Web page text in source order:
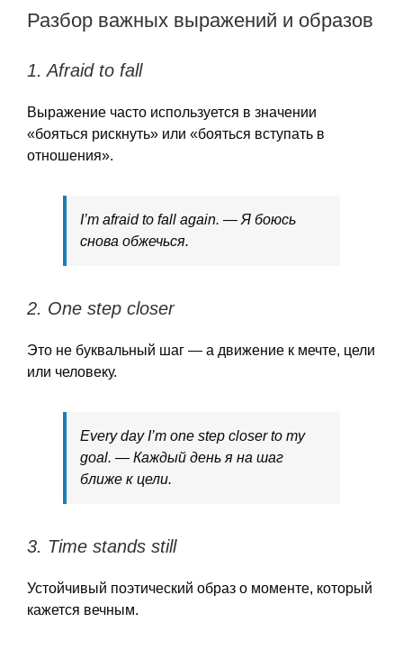
Разбор важных выражений и образов
1.Afraid to fall
Выражение часто используется в значении
«бояться рискнуть» или «бояться вступать в
отношения».
I’m afraid to fall again. — Я боюсь
снова обжечься.
2. One step closer
Это не буквальный шаг — а движение к мечте, цели
или человеку.
Every day I’m one step closer to my
goal. — Каждый день я на шаг
ближе к цели.
3. Time stands still
Устойчивый поэтический образ о моменте, который
кажется вечным.